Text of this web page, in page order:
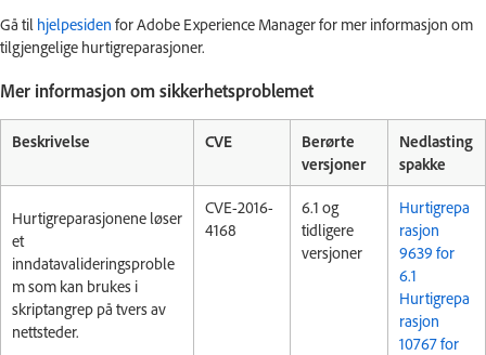
Gå til hjelpesiden for Adobe Experience Manager for mer informasjon om
tilgjengelige hurtigreparasjoner.
Mer informasjon om sikkerhetsproblemet
Beskrivelse CVE
Berørte
versjoner
Nedlasting
spakke
Hurtigreparasjonene løser
et
inndatavalideringsproble
m som kan brukes i
skriptangrep på tvers av
nettsteder.
CVE-2016-
4168
6.1 og
tidligere
versjoner
Hurtigrepa
rasjon
9639 for
6.1
Hurtigrepa
rasjon
10767 for